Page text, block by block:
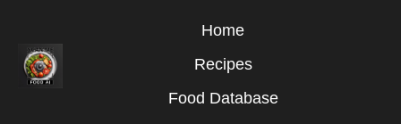
Home
Recipes
Food Database